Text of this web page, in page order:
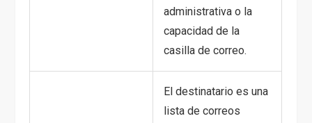
administrativa o la
capacidad de la
casilla de correo.
El destinatario es una
lista de correos